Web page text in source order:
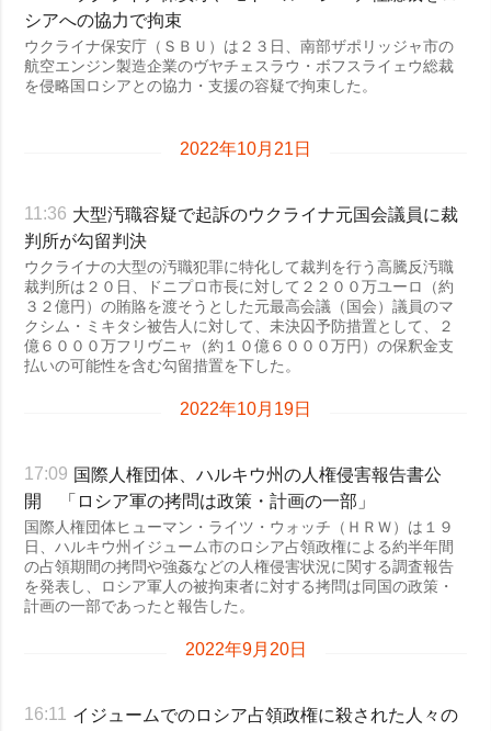
シアへの協力で拘束
ウクライナ保安庁（ＳＢＵ）は２３日、南部ザポリッジャ市の
航空エンジン製造企業のヴヤチェスラウ・ボフスライェウ総裁
を侵略国ロシアとの協力・支援の容疑で拘束した。
2022年10月21日
11:36 大型汚職容疑で起訴のウクライナ元国会議員に裁
判所が勾留判決
ウクライナの大型の汚職犯罪に特化して裁判を行う高騰反汚職
裁判所は２０日、ドニプロ市長に対して２２００万ユーロ（約
３２億円）の賄賂を渡そうとした元最高会議（国会）議員のマ
クシム・ミキタシ被告人に対して、未決囚予防措置として、２
億６０００万フリヴニャ（約１０億６０００万円）の保釈金支
払いの可能性を含む勾留措置を下した。
2022年10月19日
17:09 国際人権団体、ハルキウ州の人権侵害報告書公
開 「ロシア軍の拷問は政策・計画の一部」
国際人権団体ヒューマン・ライツ・ウォッチ（ＨＲＷ）は１９
日、ハルキウ州イジューム市のロシア占領政権による約半年間
の占領期間の拷問や強姦などの人権侵害状況に関する調査報告
を発表し、ロシア軍人の被拘束者に対する拷問は同国の政策・
計画の一部であったと報告した。
2022年9月20日
16:11
イジュームでのロシア占領政権に殺された人々の